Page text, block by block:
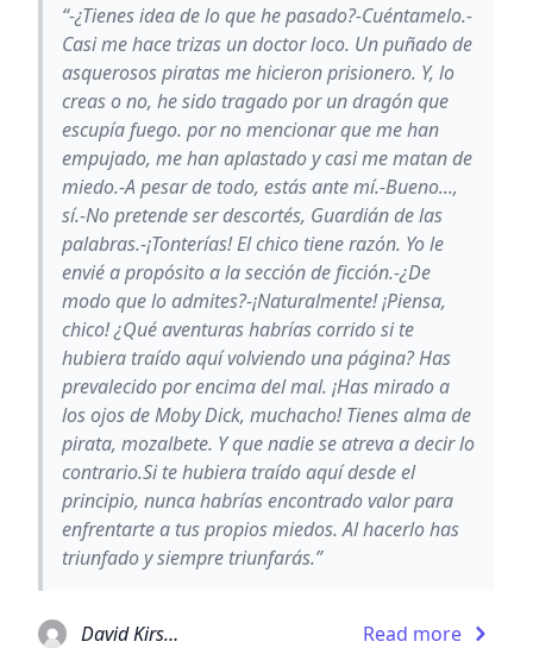
“-¿Tienes idea de lo que he pasado?-Cuéntamelo.-
Casi me hace trizas un doctor loco. Un puñado de
asquerosos piratas me hicieron prisionero. Y, lo
creas o no, he sido tragado por un dragón que
escupía fuego. por no mencionar que me han
empujado, me han aplastado y casi me matan de
miedo.-A pesar de todo, estás ante mí.-Bueno...,
sí.-No pretende ser descortés, Guardián de las
palabras.-¡Tonterías! El chico tiene razón. Yo le
envié a propósito a la sección de ficción.-¿De
modo que lo admites?-¡Naturalmente! ¡Piensa,
chico! ¿Qué aventuras habrías corrido si te
hubiera traído aquí volviendo una página? Has
prevalecido por encima del mal. ¡Has mirado a
los ojos de Moby Dick, muchacho! Tienes alma de
pirata, mozalbete. Y que nadie se atreva a decir lo
contrario.Si te hubiera traído aquí desde el
principio, nunca habrías encontrado valor para
enfrentarte a tus propios miedos. Al hacerlo has
triunfado y siempre triunfarás.”
David Kirschner Read more